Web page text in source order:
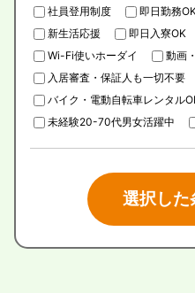
社員登用制度
即日勤務
新生活応援
即日入寮OK
Wi-Fi使いホーダイ
動画
入居審査・保証人も一切不要
バイク・電動自転車レンタル
未経験20-70代男女活躍中